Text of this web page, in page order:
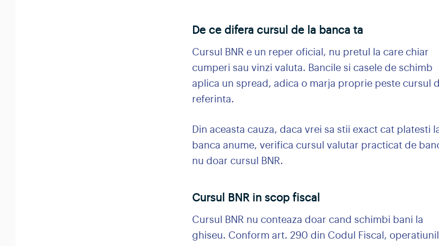
De ce difera cursul de la banca ta
Cursul BNR e un reper oficial, nu pretul la care chiar
cumperi sau vinzi valuta. Bancile si casele de schimb
aplica un spread, adica o marja proprie peste cursul
referinta.
Din aceasta cauza, daca vrei sa stii exact cat platesti
banca anume, verifica cursul valutar practicat de
nu doar cursul BNR.
Cursul BNR in scop fiscal
Cursul BNR nu conteaza doar cand schimbi bani la
ghiseu. Conform art. 290 din Codul Fiscal,